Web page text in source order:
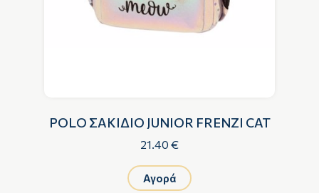
POLO ΣΑΚΙΔΙΟ JUNIOR FRENZI CAT
21.40 €
Αγορά